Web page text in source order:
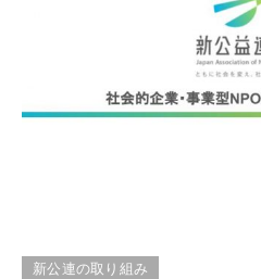
新公連の取り組み